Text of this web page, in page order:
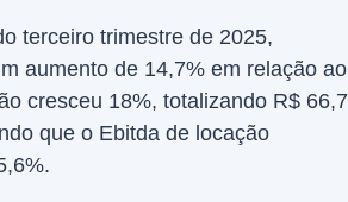
terceiro trimestre de 2025,
aumento de 14,7% em relação ao
cresceu 18%, totalizando R$ 66,7
que o Ebitda de locação